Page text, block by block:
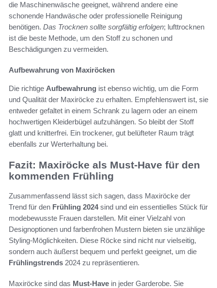
die Maschinenwäsche geeignet, während andere eine
schonende Handwäsche oder professionelle Reinigung
benötigen. Das Trocknen sollte sorgfältig erfolgen; lufttrocknen
ist die beste Methode, um den Stoff zu schonen und
Beschädigungen zu vermeiden.
Aufbewahrung von Maxiröcken
Die richtige Aufbewahrung ist ebenso wichtig, um die Form
und Qualität der Maxiröcke zu erhalten. Empfehlenswert ist, sie
entweder gefaltet in einem Schrank zu lagern oder an einem
hochwertigen Kleiderbügel aufzuhängen. So bleibt der Stoff
glatt und knitterfrei. Ein trockener, gut belüfteter Raum trägt
ebenfalls zur Werterhaltung bei.
Fazit: Maxiröcke als Must-Have für den
kommenden Frühling
Zusammenfassend lässt sich sagen, dass Maxiröcke der
Trend für den Frühling 2024sind und ein essentielles Stück für
modebewusste Frauen darstellen. Mit einer Vielzahl von
Designoptionen und farbenfrohen Mustern bieten sie unzählige
Styling-Möglichkeiten. Diese Röcke sind nicht nur vielseitig,
sondern auch äußerst bequem und perfekt geeignet, um die
Frühlingstrends 2024 zu repräsentieren.
Maxiröcke sind das Must-Have in jeder Garderobe. Sie